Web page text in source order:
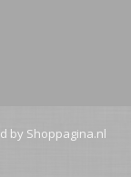
by Shoppagina.nl